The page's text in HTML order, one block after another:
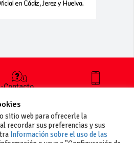
-Contacto
publicar un
anuncio
-Vende+
+34 627 35
sitio web para ofrecerle la
recordar sus preferencias y sus
Información sobre el uso de las